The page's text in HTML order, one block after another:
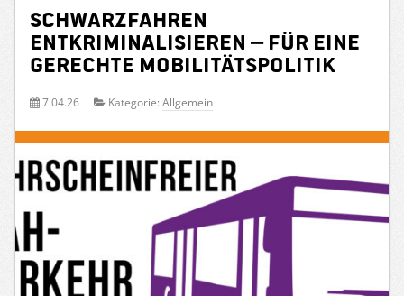
Schwarzfahren
entkriminalisieren – für eine
gerechte Mobilitätspolitik
7.04.26 Kategorie: Allgemein